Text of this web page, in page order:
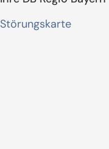
Störungskarte